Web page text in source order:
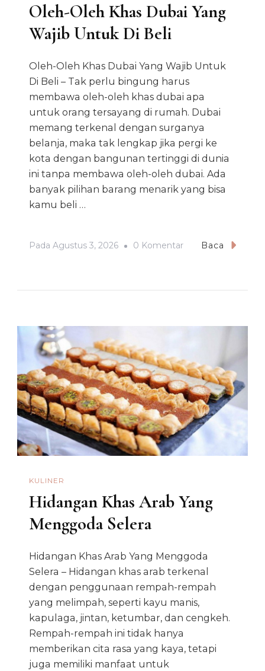
Oleh-Oleh Khas Dubai Yang
Wajib Untuk Di Beli
Oleh-Oleh Khas Dubai Yang Wajib Untuk
Di Beli – Tak perlu bingung harus
membawa oleh-oleh khas dubai apa
untuk orang tersayang di rumah. Dubai
memang terkenal dengan surganya
belanja, maka tak lengkap jika pergi ke
kota dengan bangunan tertinggi di dunia
ini tanpa membawa oleh-oleh dubai. Ada
banyak pilihan barang menarik yang bisa
kamu beli …
Pada Agustus 3, 2026 0 KomentarPada
Untuk
Di
Beli
Baca
KULINER
Hidangan Khas Arab Yang
Menggoda Selera
Hidangan Khas Arab Yang Menggoda
Selera – Hidangan khas arab terkenal
dengan penggunaan rempah-rempah
yang melimpah, seperti kayu manis,
kapulaga, jintan, ketumbar, dan cengkeh.
Rempah-rempah ini tidak hanya
memberikan cita rasa yang kaya, tetapi
juga memiliki manfaat untuk